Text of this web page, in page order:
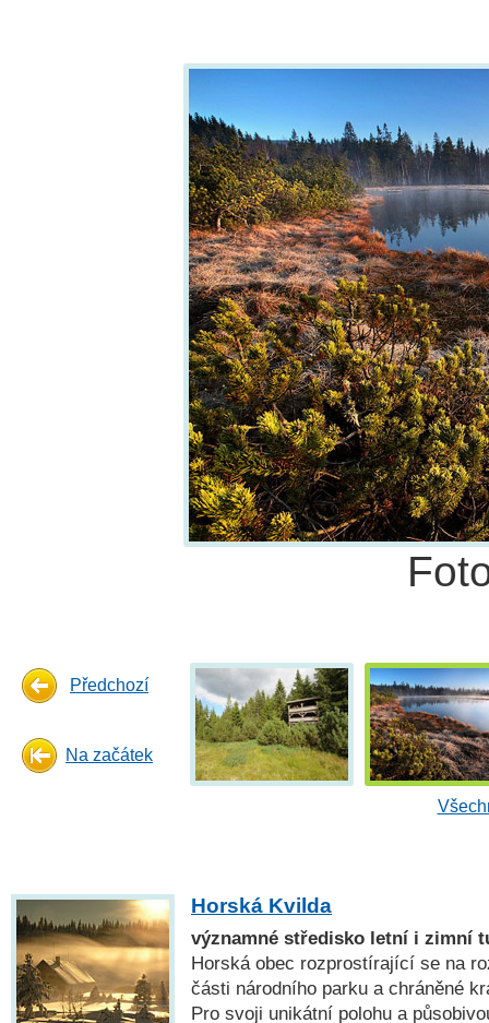
Předchozí
Na začátek
Horská Kvilda
významné středisko letní i zimní
Horská obec rozprostírající se na
části národního parku a chráněné
Pro svoji unikátní polohu a